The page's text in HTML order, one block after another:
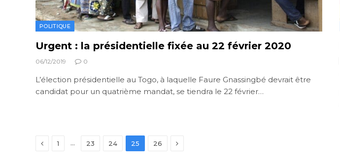
POLITIQUE
Urgent : la présidentielle fixée au 22 février 2020
06/12/2019 0
L’élection présidentielle au Togo, à laquelle Faure Gnassingbé devrait être
candidat pour un quatrième mandat, se tiendra le 22 février…
Previous
1 … 23 24 25 26 Next